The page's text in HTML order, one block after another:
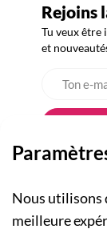
Rejoins
Tu veux être
et
Nous utilisons
meilleure